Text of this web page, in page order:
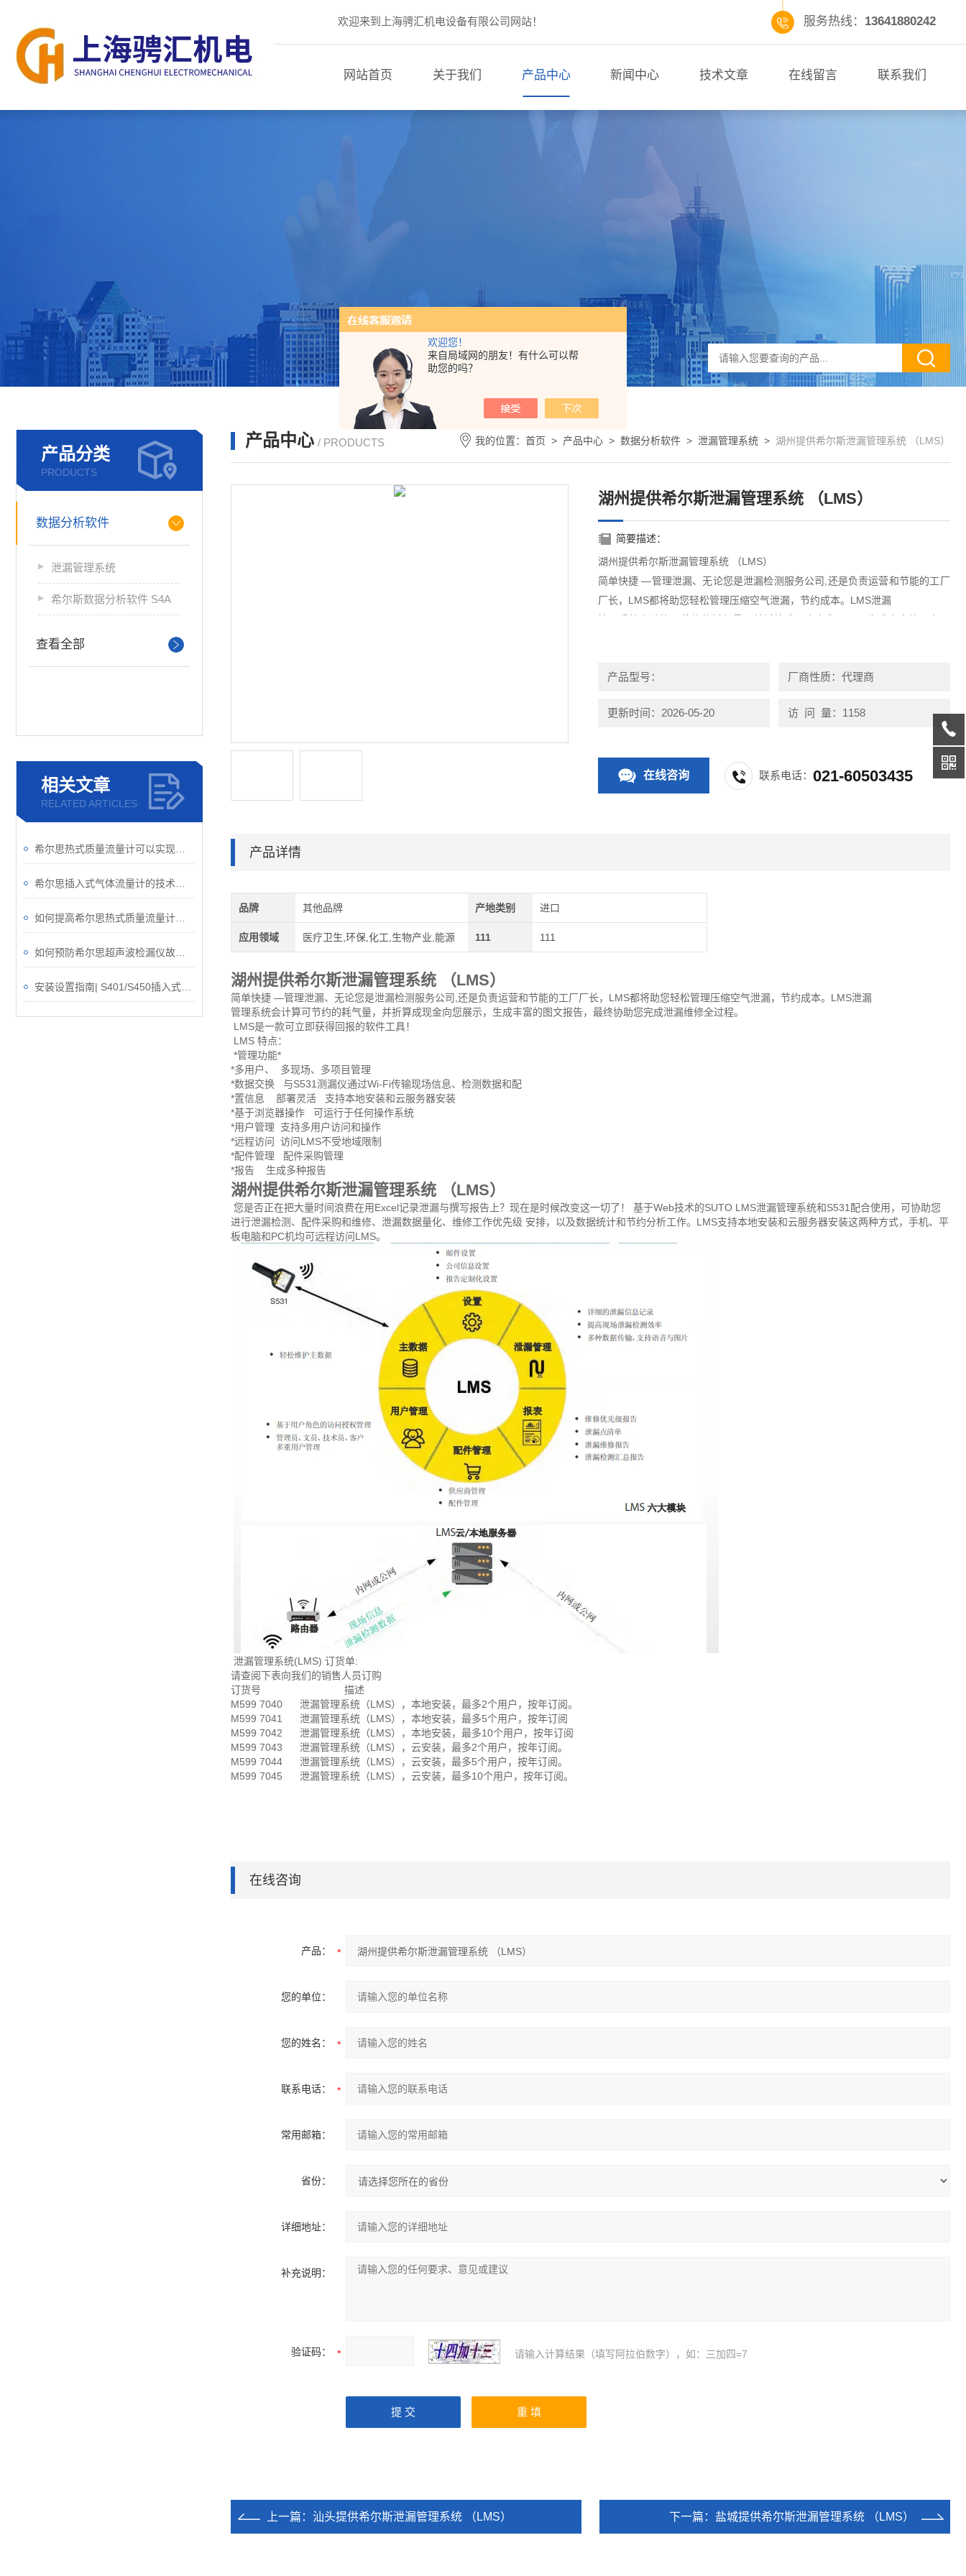
欢迎您！
来自局域网的朋友！有什么可以帮
助您的吗？
欢迎来到上海骋汇机电设备有限公司网站！ 服务热线： 13641880242
网站首页 关于我们 产品中心 新闻中心 技术文章 在线留言 联系我们
产品分类
PRODUCTS
数据分析软件
泄漏管理系统
希尔斯数据分析软件 S4A
查看全部
相关文章
RELATED ARTICLES
产品中心 / PRODUCTS 我的位置： 首页 > 产品中心 > 数据分析软件 > 泄漏管理系统 > 湖州提供希尔斯泄漏管理系统 （LMS）
湖州提供希尔斯泄漏管理系统 （LMS）
简要描述：
湖州提供希尔斯泄漏管理系统 （LMS）
简单快捷 —管理泄漏、无论您是泄漏检测服务公司,还是负责运营和节能的工厂
厂长，LMS都将助您轻松管理压缩空气泄漏，节约成本。LMS泄漏
产品型号： 厂商性质：代理商
更新时间：2026-05-20 访 问 量：1158
在线咨询 联系电话：021-60503435
产品详情
品牌 其他品牌 产地类别 进口
应用领域 医疗卫生,环保,化工,生物产业,能源 111 111
湖州提供希尔斯泄漏管理系统 （LMS）
简单快捷 —管理泄漏、无论您是泄漏检测服务公司,还是负责运营和节能的工厂厂长，LMS都将助您轻松管理压缩空气泄漏，节约成本。LMS泄漏
管理系统会计算可节约的耗气量，并折算成现金向您展示，生成丰富的图文报告，最终协助您完成泄漏维修全过程。
LMS是一款可立即获得回报的软件工具！
LMS 特点：
*管理功能*
*多用户、 多现场、多项目管理
*数据交换 与S531测漏仪通过Wi-Fi传输现场信息、检测数据和配
*置信息 部署灵活 支持本地安装和云服务器安装
*基于浏览器操作 可运行于任何操作系统
*用户管理 支持多用户访问和操作
*远程访问 访问LMS不受地域限制
*配件管理 配件采购管理
*报告 生成多种报告
湖州提供希尔斯泄漏管理系统 （LMS）
您是否正在把大量时间浪费在用Excel记录泄漏与撰写报告上？现在是时候改变这一切了！ 基于Web技术的SUTO LMS泄漏管理系统和S531配合使用，可协助您
进行泄漏检测、配件采购和维修、泄漏数据量化、维修工作优先级 安排，以及数据统计和节约分析工作。LMS支持本地安装和云服务器安装这两种方式，手机、平
板电脑和PC机均可远程访问LMS。
泄漏管理系统(LMS) 订货单:
请查阅下表向我们的销售人员订购
订货号 描述
M599 7040 泄漏管理系统（LMS），本地安装，最多2个用户，按年订阅。
M599 7041 泄漏管理系统（LMS），本地安装，最多5个用户，按年订阅
M599 7042 泄漏管理系统（LMS），本地安装，最多10个用户，按年订阅
M599 7043 泄漏管理系统（LMS），云安装，最多2个用户，按年订阅。
M599 7044 泄漏管理系统（LMS），云安装，最多5个用户，按年订阅。
M599 7045 泄漏管理系统（LMS），云安装，最多10个用户，按年订阅。
在线咨询
产品：
您的单位：
您的姓名：
联系电话：
常用邮箱：
省份：
详细地址：
补充说明：
验证码： 请输入计算结果（填写阿拉伯数字），如：三加四=7
上一篇： 汕头提供希尔斯泄漏管理系统 （LMS） 下一篇： 盐城提供希尔斯泄漏管理系统 （LMS）